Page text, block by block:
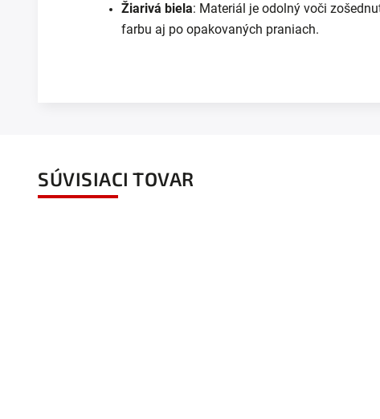
Žiarivá biela: Materiál je odolný voči
farbu aj po opakovaných praniach.
SÚVISIACI TOVAR